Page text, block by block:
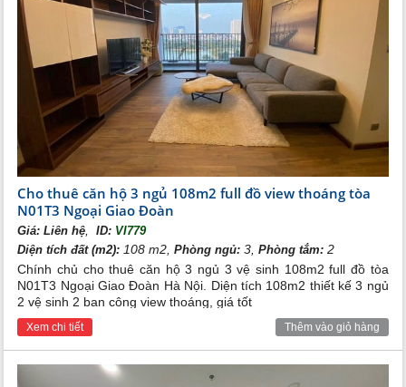
Tòa căn hộ N01- T3
Căn hộ N01-T3 Ngoại giao đoàn - Chốn an
cư hiện đại cho gia chủ thương lưu
Thuộc trên khu đất N01 của
- T3 tọa lạc giữa tòa N01T2 và tòa N01T4 cùng với
phía bắc hướng sang tòa N01T1, đằng sau hướng nam
là con đường đôi giữa trung tâm dự án và khu đô thị
Tây Hồ. Hơn thế nữa, nhờ địa thế giữa vành đai 2 và
vành đai 3, nơi đây được thừa hưởng hệ thống giao
thông hiện đại và tiện lợi giúp khách hàng thuê có thể
dễ dàng kết nối cũng như di chuyển đến các điểm trọng
Phía Đông: giáp khu đất xây dựng Tòa chung cư
Cho thuê căn hộ 3 ngủ 108m2 full đồ view thoáng tòa
N01T3 Ngoại Giao Đoàn
Giá:Liên hệ ID: VI779
Diện tích đất (m2): 108 m2,Phòng ngủ: 3,Phòng tắm: 2
Chính chủ cho thuê căn hộ 3 ngủ 3 vệ sinh 108m2 full đồ tòa
N01T3 Ngoại Giao Đoàn Hà Nội. Diện tích 108m2 thiết kế 3 ngủ
2 vệ sinh 2 ban công view thoáng, giá tốt
Xem chi tiết Thêm vào giỏ hàng